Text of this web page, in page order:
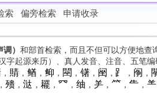
索 偏旁检索 申请收录
） 和部首检索，而且不但可以方便地查
字起源来历）、真人发音、注音、五笔编
， 䝼， 䲡 ， 䲟 ， 䦟 ， 䦃， 䦷 ， ⻊ ， 䦶 ，
， 㱮， 㳠 ， 䎱 ， ⺳ ， 䌷 ， ⺶， ⺮ ， ⺧， ⺷